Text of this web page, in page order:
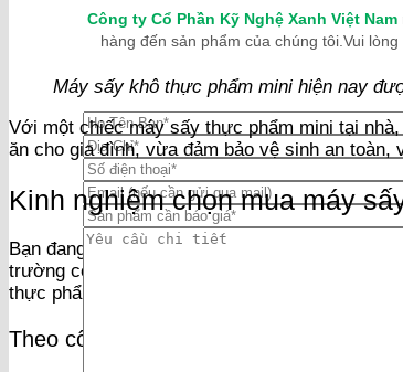
Công ty Cổ Phần Kỹ Nghệ Xanh Việt Nam
hàng đến sản phẩm của chúng tôi.Vui
Máy sấy khô thực phẩm mini hiện nay
Với một chiếc máy sấy thực phẩm mini tại
ăn cho gia đình, vừa đảm bảo vệ sinh an
Kinh nghiệm chọn mua máy
Bạn đang có nhu cầu sử dụng máy sấy khô
trường có khá nhiều loại máy sấy đa dạng.
thực phẩm chất lượng bạn có thể căn cứ vào
Theo công suất máy